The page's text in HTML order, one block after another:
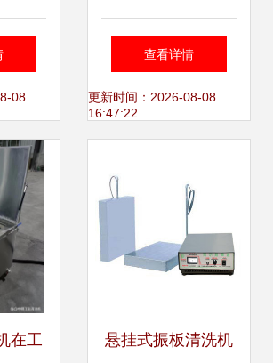
波市
洗设
08
数码超声波清洗机
家庭与工业清洁的
查看详情
更新时间：2026-08-08
16:47:22
在工 悬挂式振板清洗机